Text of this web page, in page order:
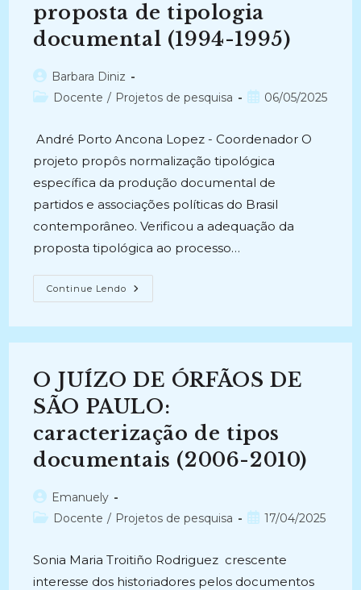
proposta de tipologia
documental (1994-1995)
Autor
do
Barbara Diniz
Categoria
Docente / Projetos de pesquisa
Post06/05/2025
André Porto Ancona Lopez - Coordenador O
projeto propôs normalização tipológica
específica da produção documental de
partidos e associações políticas do Brasil
contemporâneo. Verificou a adequação da
proposta tipológica ao processo…
Continue Lendo PARTIDOS
E
BRASIL
Proposta
De
Tipologia
Documental
(1994-
1995)
O JUÍZO DE ÓRFÃOS DE
SÃO PAULO:
caracterização de tipos
documentais (2006-2010)
Autor
do
Emanuely
Categoria
Docente / Projetos de pesquisa
Post17/04/2025
Sonia Maria Troitiño Rodriguez crescente
interesse dos historiadores pelos documentos